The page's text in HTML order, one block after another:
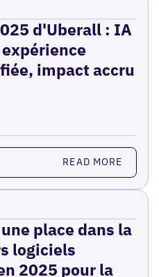
d'Uberall : IA
impact accru
READ MORE
place dans la
logiciels
2025 pour la